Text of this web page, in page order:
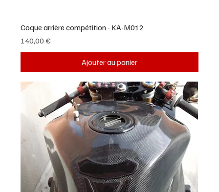
Coque arrière compétition - KA-M012
Prix
140,00 €
Ajouter au panier